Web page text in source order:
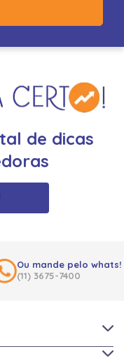
de dicas
Ou mande pelo whats!
(11) 3675-7400